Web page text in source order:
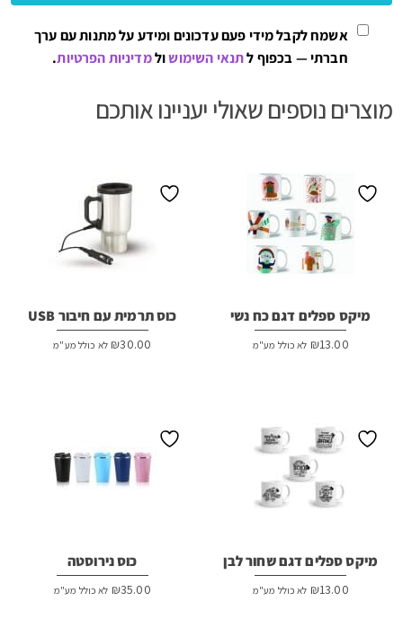
אשמח לקבל מידי פעם עדכונים ומידע על מתנות עם ערך
חברתי — בכפוף לתנאי השימושולמדיניות הפרטיות.
מוצרים נוספים שאולי יעניינו אותכם
מיקס ספלים דגם כח נשי
₪13.00 לא כולל מע"מ
כוס תרמית עם חיבור USB
₪30.00 לא כולל מע"מ
מיקס ספלים דגם שחור לבן
₪13.00 לא כולל מע"מ
כוס נירוסטה
₪35.00 לא כולל מע"מ